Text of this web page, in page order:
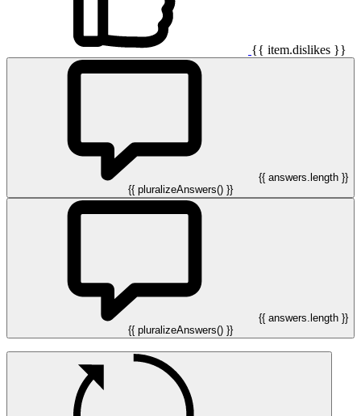
{{ item.dislikes }}
{{ answers.length }}
{{ pluralizeAnswers() }}
{{ answers.length }}
{{ pluralizeAnswers() }}